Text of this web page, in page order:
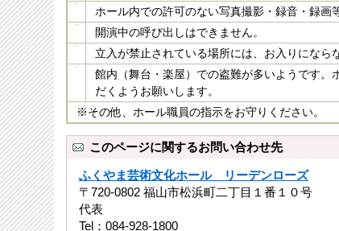
ホール内での許可のない写真撮影・録音・録画
開演中の呼び出しはできません。
立入が禁止されている場所には、お入りになら
館内（舞台・楽屋）での盗難が多いようです。
だくようお願いします。
※その他、ホール職員の指示をお守りください。
このページに関するお問い合わせ先
ふくやま芸術文化ホール リーデンローズ
〒720-0802 福山市松浜町二丁目１番１０号
代表
Tel：084-928-1800